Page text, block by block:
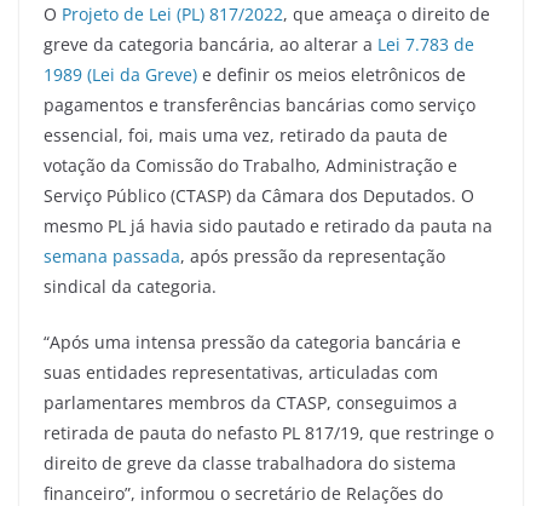
O Projeto de Lei (PL) 817/2022, que ameaça o direito de
greve da categoria bancária, ao alterar a Lei 7.783 de
1989 (Lei da Greve) e definir os meios eletrônicos de
pagamentos e transferências bancárias como serviço
essencial, foi, mais uma vez, retirado da pauta de
votação da Comissão do Trabalho, Administração e
Serviço Público (CTASP) da Câmara dos Deputados. O
mesmo PL já havia sido pautado e retirado da pauta na
semana passada, após pressão da representação
sindical da categoria.
“Após uma intensa pressão da categoria bancária e
suas entidades representativas, articuladas com
parlamentares membros da CTASP, conseguimos a
retirada de pauta do nefasto PL 817/19, que restringe o
direito de greve da classe trabalhadora do sistema
financeiro”, informou o secretário de Relações do